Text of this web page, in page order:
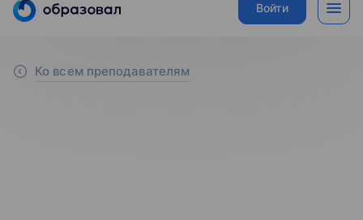
Войти
Ко всем преподавателям